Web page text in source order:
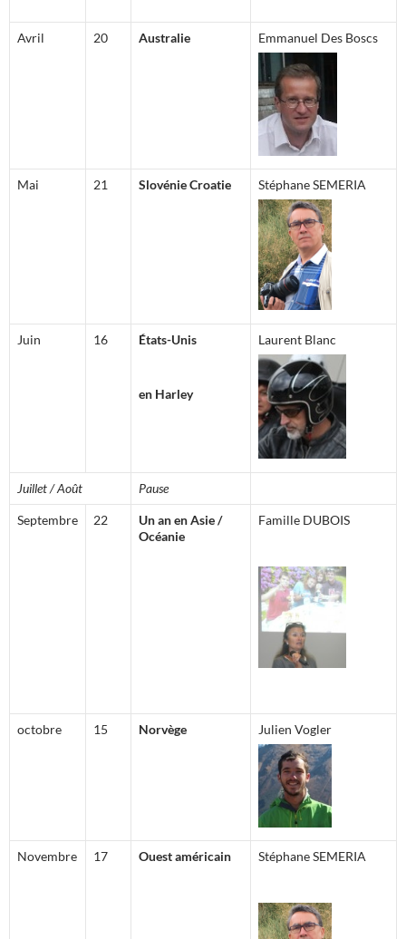
Avril 20 Australie Emmanuel Des Boscs
Mai 21 Slovénie Croatie Stéphane SEMERIA
Juin 16 États-Unis
en Harley
Laurent Blanc
Juillet / Août Pause
Septembre 22
Un an en Asie /
Océanie
Famille DUBOIS
octobre 15 Norvège Julien Vogler
Novembre 17 Ouest américain Stéphane SEMERIA